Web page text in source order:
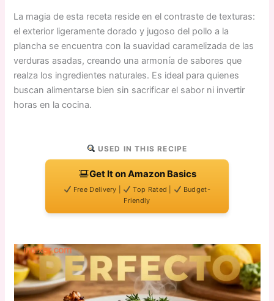
La magia de esta receta reside en el contraste de texturas:
el exterior ligeramente dorado y jugoso del pollo a la
plancha se encuentra con la suavidad caramelizada de las
verduras asadas, creando una armonía de sabores que
realza los ingredientes naturales. Es ideal para quienes
buscan alimentarse bien sin sacrificar el sabor ni invertir
horas en la cocina.
USED IN THIS RECIPE
Get It on Amazon Basics
Free Delivery | Top Rated |
Budget-
Friendly